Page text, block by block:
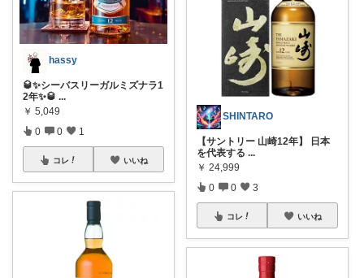
hassy
🥃✨シーバスリーガルミズナラ1
2年✨🥃 ...
￥ 5,049
0 0 1
コレ いいね
SHINTARO
【サントリー 山崎12年】 日本
を代表する ...
￥ 24,999
0 0 3
コレ いいね